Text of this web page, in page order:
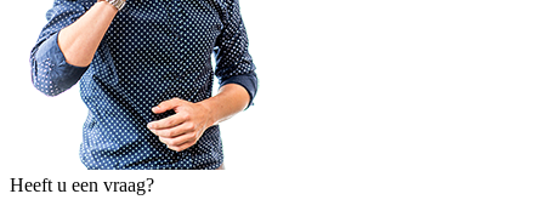
Heeft u een vraag?